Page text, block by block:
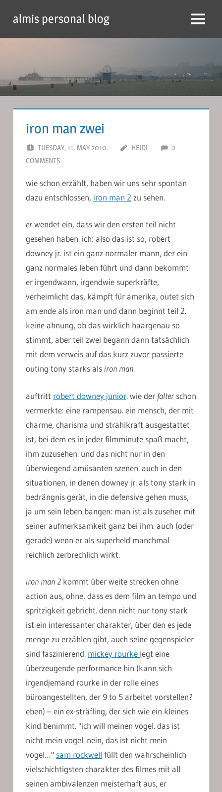
content
almis personal blog Menu
iron man zwei
TUESDAY, 11. MAY 2010 HEIDI
2
COMMENTS
wie schon erzählt, haben wir uns sehr spontan
dazu entschlossen, iron man 2 zu sehen.
erwendet ein, dass wir den ersten teil nicht
gesehen haben. ich: also das ist so, robert
downey jr. ist ein ganz normaler mann, der ein
ganz normales leben führt und dann bekommt
er irgendwann, irgendwie superkräfte,
verheimlicht das, kämpft für amerika, outet sich
am ende als iron man und dann beginnt teil 2.
keine ahnung, ob das wirklich haargenau so
stimmt, aber teil zwei begann dann tatsächlich
mit dem verweis auf das kurz zuvor passierte
outing tony starks alsiron man.
auftritt robert downey junior. wie der falter schon
vermerkte: eine rampensau. ein mensch, der mit
charme, charisma und strahlkraft ausgestattet
ist, bei dem es in jeder filmminute spaß macht,
ihm zuzusehen. und das nicht nur in den
überwiegend amüsanten szenen. auch in den
situationen, in denen downey jr. als tony stark in
bedrängnis gerät, in die defensive gehen muss,
ja um sein leben bangen: man ist als zuseher mit
seiner aufmerksamkeit ganz bei ihm. auch (oder
gerade) wenn er als superheld manchmal
reichlich zerbrechlich wirkt.
iron man 2 kommt über weite strecken ohne
action aus, ohne, dass es dem film an tempo und
spritzigkeit gebricht. denn nicht nur tony stark
ist ein interessanter charakter, über den es jede
menge zu erzählen gibt, auch seine gegenspieler
sind faszinierend. mickey rourke legt eine
überzeugende performance hin (kann sich
irgendjemand rourke in der rolle eines
büroangestellten, der 9 to 5 arbeitet vorstellen?
eben) – ein ex-sträfling, der sich wie ein kleines
kind benimmt. "ich will meinen vogel. das ist
nicht mein vogel. nein, das ist nicht mein
vogel…" sam rockwell füllt den wahrscheinlich
vielschichtigsten charakter des filmes mit all
seinen ambivalenzen meisterhaft aus, er